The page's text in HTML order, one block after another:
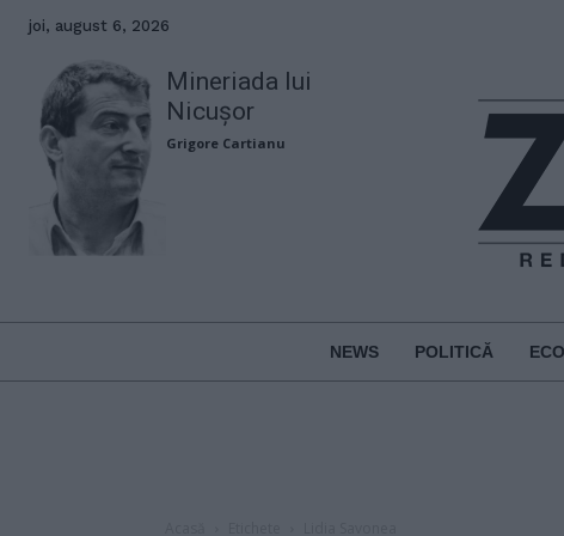
joi, august 6, 2026
Mineriada lui
Nicușor
Grigore Cartianu
NEWS POLITICĂ